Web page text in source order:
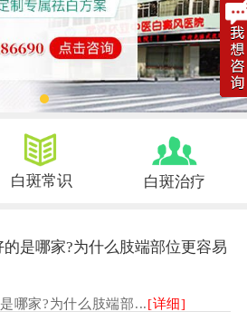
白斑常识 白斑治疗
是哪家?为什么肢端部位更容易
哪家?为什么肢端部...[详细]